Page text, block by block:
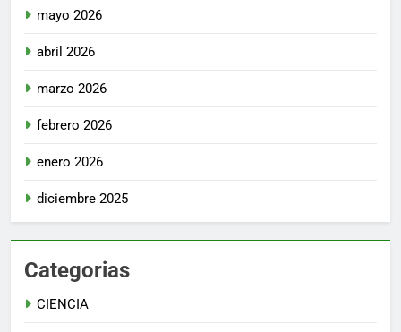
mayo 2026
abril 2026
marzo 2026
febrero 2026
enero 2026
diciembre 2025
Categorias
CIENCIA